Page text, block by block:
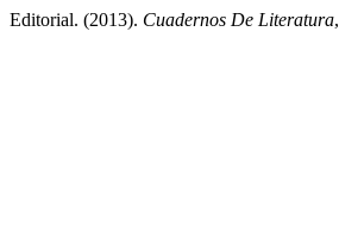
Editorial. (2013). Cuadernos De Literatura,